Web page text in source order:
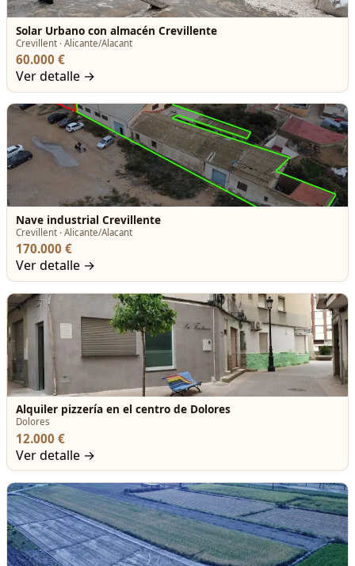
Solar Urbano con almacén Crevillente
Crevillent · Alicante/Alacant
60.000 €
Ver detalle →
Nave industrial Crevillente
Crevillent · Alicante/Alacant
170.000 €
Ver detalle →
Alquiler pizzería en el centro de Dolores
Dolores
12.000 €
Ver detalle →